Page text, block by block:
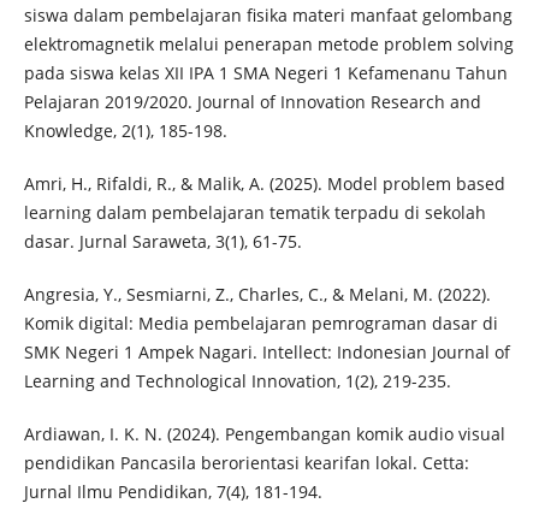
siswa dalam pembelajaran fisika materi manfaat gelombang
elektromagnetik melalui penerapan metode problem solving
pada siswa kelas XII IPA 1 SMA Negeri 1 Kefamenanu Tahun
Pelajaran 2019/2020. Journal of Innovation Research and
Knowledge, 2(1), 185-198.
Amri, H., Rifaldi, R., & Malik, A. (2025). Model problem based
learning dalam pembelajaran tematik terpadu di sekolah
dasar. Jurnal Saraweta, 3(1), 61-75.
Angresia, Y., Sesmiarni, Z., Charles, C., & Melani, M. (2022).
Komik digital: Media pembelajaran pemrograman dasar di
SMK Negeri 1 Ampek Nagari. Intellect: Indonesian Journal of
Learning and Technological Innovation, 1(2), 219-235.
Ardiawan, I. K. N. (2024). Pengembangan komik audio visual
pendidikan Pancasila berorientasi kearifan lokal. Cetta:
Jurnal Ilmu Pendidikan, 7(4), 181-194.